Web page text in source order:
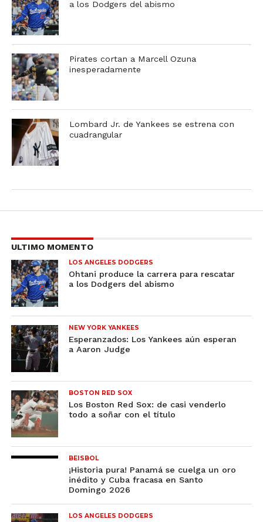
a los Dodgers del abismo
Pirates cortan a Marcell Ozuna
inesperadamente
Lombard Jr. de Yankees se estrena con
cuadrangular
ULTIMO MOMENTO
LOS ANGELES DODGERS
Ohtani produce la carrera para rescatar
a los Dodgers del abismo
NEW YORK YANKEES
Esperanzados: Los Yankees aún esperan
a Aaron Judge
BOSTON RED SOX
Los Boston Red Sox: de casi venderlo
todo a soñar con el título
BEISBOL
¡Historia pura! Panamá se cuelga un oro
inédito y Cuba fracasa en Santo
Domingo 2026
LOS ANGELES DODGERS